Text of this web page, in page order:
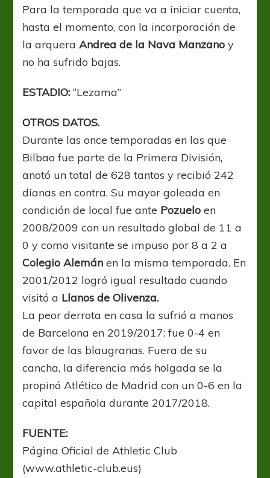
Para la temporada que va a iniciar cuenta,
hasta el momento, con la incorporación de
la arqueraAndrea de la Nava Manzano y
no ha sufrido bajas.
ESTADIO:“Lezama”
OTROS DATOS.
Durante las once temporadas en las que
Bilbao fue parte de la Primera División,
anotó un total de 628 tantos y recibió 242
dianas en contra. Su mayor goleada en
condición de local fue ante Pozuelo en
2008/2009 con un resultado global de 11 a
0 y como visitante se impuso por 8 a 2 a
Colegio Alemán en la misma temporada. En
2001/2012 logró igual resultado cuando
visitó a Llanos de Olivenza.
La peor derrota en casa la sufrió a manos
de Barcelona en 2019/2017: fue 0-4 en
favor de las blaugranas. Fuera de su
cancha, la diferencia más holgada se la
propinó Atlético de Madrid con un 0-6 en la
capital española durante 2017/2018.
FUENTE:
Página Oficial de Athletic Club
(www.athletic-club.eus)